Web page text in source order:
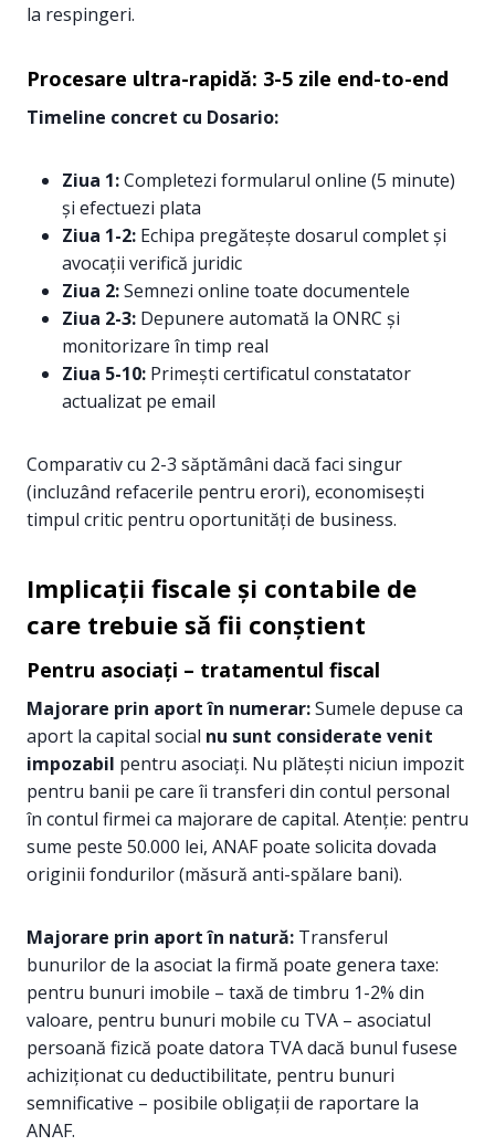
la respingeri.
Procesare ultra-rapidă: 3-5 zile end-to-end
Timeline concret cu Dosario:
Ziua 1:Completezi formularul online (5 minute)
și efectuezi plata
Ziua 1-2: Echipa pregătește dosarul complet și
avocații verifică juridic
Ziua 2:Semnezi online toate documentele
Ziua 2-3: Depunere automată la ONRC și
monitorizare în timp real
Ziua 5-10: Primești certificatul constatator
actualizat pe email
Comparativ cu 2-3 săptămâni dacă faci singur
(incluzând refacerile pentru erori), economisești
timpul critic pentru oportunități de business.
Implicații fiscale și contabile de
care trebuie să fii conștient
Pentru asociați – tratamentul fiscal
Majorare prin aport în numerar:Sumele depuse ca
aport la capital social nu sunt considerate venit
impozabil pentru asociați. Nu plătești niciun impozit
pentru banii pe care îi transferi din contul personal
în contul firmei ca majorare de capital. Atenție: pentru
sume peste 50.000 lei, ANAF poate solicita dovada
originii fondurilor (măsură anti-spălare bani).
Majorare prin aport în natură: Transferul
bunurilor de la asociat la firmă poate genera taxe:
pentru bunuri imobile – taxă de timbru 1-2% din
valoare, pentru bunuri mobile cu TVA – asociatul
persoană fizică poate datora TVA dacă bunul fusese
achiziționat cu deductibilitate, pentru bunuri
semnificative – posibile obligații de raportare la
ANAF.